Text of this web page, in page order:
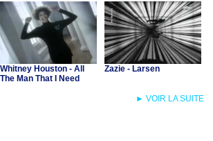
Whitney Houston - All
The Man That I Need
Zazie - Larsen
► VOIR LA SUITE